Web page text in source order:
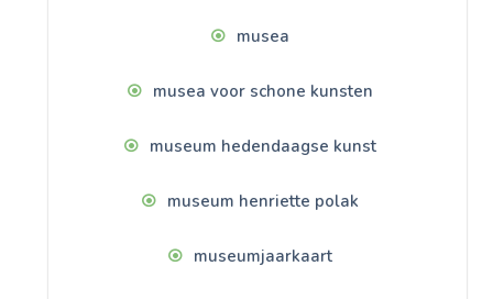
musea
musea voor schone kunsten
museum hedendaagse kunst
museum henriette polak
museumjaarkaart